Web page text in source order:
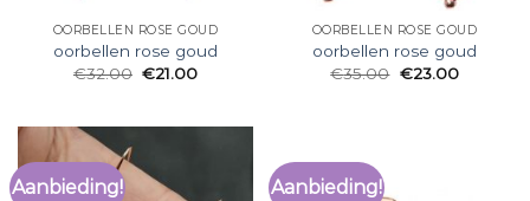
OORBELLEN ROSE GOUD
oorbellen rose goud
€32.00 €21.00
OORBELLEN ROSE GOUD
oorbellen rose goud
€35.00 €23.00
Aanbieding! Aanbieding!